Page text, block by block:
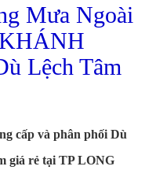
Mưa Ngoài
Lệch Tâm
cấp và phân phối Dù
giá rẻ tại TP LONG